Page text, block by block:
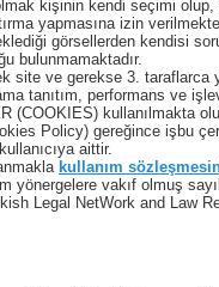
kişinin kendi seçimi olup,
yapmasına izin
görsellerden kendisi
bulunmamaktadır.
site ve gerekse 3. taraflarca
tanıtım, performans ve
(COOKIES) kullanılmakta
Policy) gereğince işbu
aittir.
kullanım
yönergelere vakıf olmuş
Legal NetWork and Law